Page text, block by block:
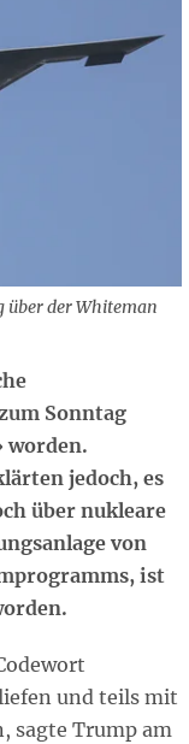
der Whiteman
Sonntag
worden.
jedoch, es
über nukleare
von
ist
und teils mit
sagte Trump am